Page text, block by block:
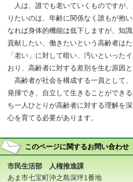
人は、誰でも老いていくものですが
りたいのは、年齢に関係なく誰もが抱
なれば身体的機能は低下しますが、知
貢献したい、働きたいという高齢者は
「老い」に対して暗い、汚いといった
おり、高齢者に対する差別を生む原因と
高齢者が社会を構成する一員として
発揮でき、自立して生きることができ
ち一人ひとりが高齢者に対する理解を
心を育てる必要があります。
このページに関するお問い合わせ
市民生活部 人権推進課
あま市七宝町沖之島深坪1番地